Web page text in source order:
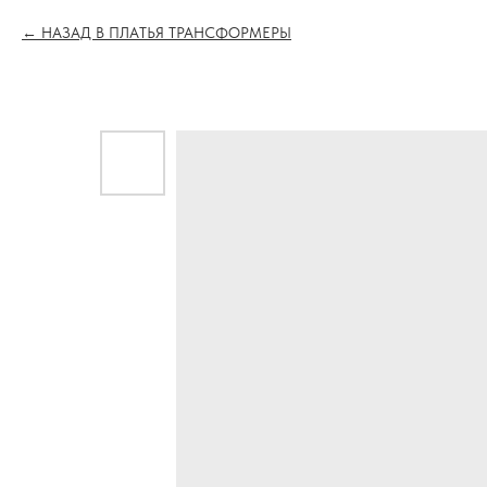
НАЗАД В ПЛАТЬЯ ТРАНСФОРМЕРЫ